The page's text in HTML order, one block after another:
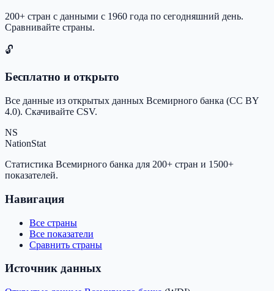
200+ стран с данными с 1960 года по сегодняшний день.
Сравнивайте страны.
🔓
Бесплатно и открыто
Все данные из открытых данных Всемирного банка (CC BY
4.0). Скачивайте CSV.
NS
NationStat
Статистика Всемирного банка для 200+ стран и 1500+
показателей.
Навигация
Все страны
Все показатели
Сравнить страны
Источник данных